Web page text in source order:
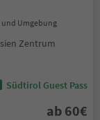
und Umgebung
Zentrum
Südtirol Guest Pass
ab 60€